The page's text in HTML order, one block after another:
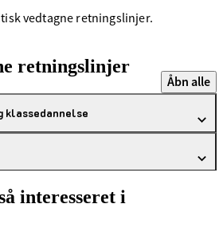
vedtagne retningslinjer.
retningslinjer
Åbn alle
klassedannelse
interesseret i